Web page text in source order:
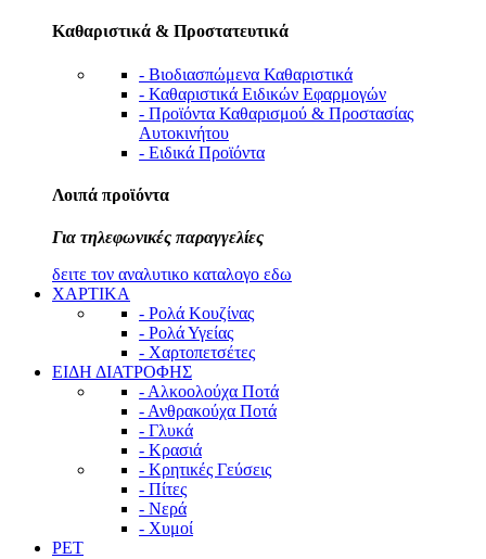
Καθαριστικά & Προστατευτικά
- Βιοδιασπώμενα Καθαριστικά
- Καθαριστικά Ειδικών Εφαρμογών
- Προϊόντα Καθαρισμού & Προστασίας
Αυτοκινήτου
- Ειδικά Προϊόντα
Λοιπά προϊόντα
Για τηλεφωνικές παραγγελίες
δειτε τον αναλυτικο καταλογο εδω
ΧΑΡΤΙΚΑ
- Ρολά Κουζίνας
- Ρολά Υγείας
- Χαρτοπετσέτες
ΕΙΔΗ ΔΙΑΤΡΟΦΗΣ
- Αλκοολούχα Ποτά
- Ανθρακούχα Ποτά
- Γλυκά
- Κρασιά
- Κρητικές Γεύσεις
- Πίτες
- Νερά
- Χυμοί
PET